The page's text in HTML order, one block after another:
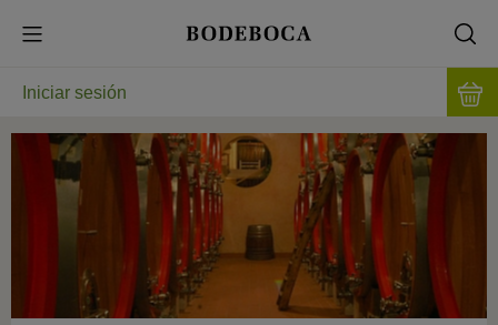
Iniciar sesión